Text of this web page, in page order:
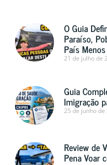
O Guia
Paraíso,
País
21 de julho de
Guia
Imigração
25 de junho de
Review de
Pena Voar